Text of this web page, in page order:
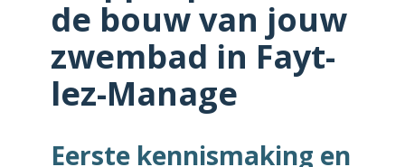
de bouw van jouw
zwembad in Fayt-
lez-Manage
Eerste kennismaking en